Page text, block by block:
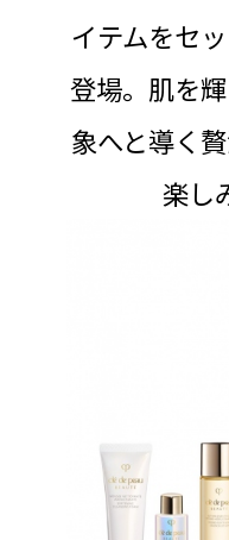
イテムをセ
登場。肌を
象へと導く
楽し